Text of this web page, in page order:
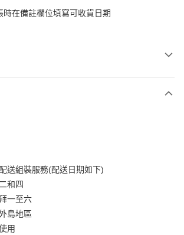
在備註欄位填寫可收貨日期
彰化商業銀行
行
送組裝服務(配送日期如下)
和四
一至六
島地區
用